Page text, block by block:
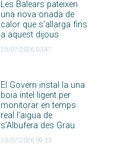
Les Balears pateixen
una nova onada de
calor que s’allarga fins
a aquest dijous
20/07/2026 03:47
El Govern instal·la una
boia intel·ligent per
monitorar en temps
real l’aigua de
s’Albufera des Grau
20/07/2026 09:33